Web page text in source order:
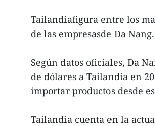
Tailandiafigura entre los
de las empresasde Da Nang.
Según datos oficiales, Da
de dólares a Tailandia en
importar productos desde
Tailandia cuenta en la